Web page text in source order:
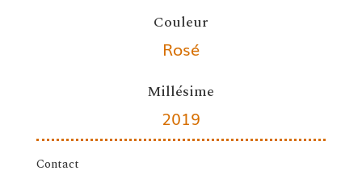
Couleur
Rosé
Millésime
2019
Contact